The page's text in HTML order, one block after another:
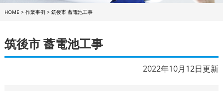
HOME > 作業事例> 筑後市 蓄電池工事
筑後市 蓄電池工事
2022年10月12日更新